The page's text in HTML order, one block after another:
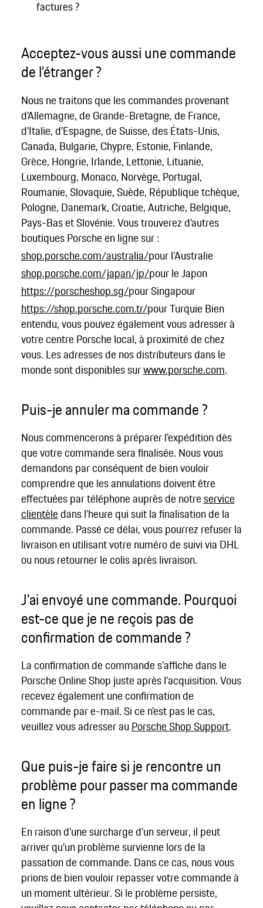
factures ?
Acceptez-vous aussi une commande
de l’étranger ?
Nous ne traitons que les commandes provenant
d'Allemagne, de Grande-Bretagne, de France,
d'Italie, d'Espagne, de Suisse, des États-Unis,
Canada, Bulgarie, Chypre, Estonie, Finlande,
Grèce, Hongrie, Irlande, Lettonie, Lituanie,
Luxembourg, Monaco, Norvège, Portugal,
Roumanie, Slovaquie, Suède, République tchèque,
Pologne, Danemark, Croatie, Autriche, Belgique,
Pays-Bas et Slovénie. Vous trouverez d’autres
boutiques Porsche en ligne sur :
shop.porsche.com/australia/pour l’Australie
shop.porsche.com/japan/jp/pour le Japon
https://porscheshop.sg/pour Singapour
https://shop.porsche.com.tr/pour Turquie Bien
entendu, vous pouvez également vous adresser à
votre centre Porsche local, à proximité de chez
vous. Les adresses de nos distributeurs dans le
monde sont disponibles surwww.porsche.com.
Puis-je annuler ma commande ?
Nous commencerons à préparer l'expédition dès
que votre commande sera finalisée. Nous vous
demandons par conséquent de bien vouloir
comprendre que les annulations doivent être
effectuées par téléphone auprès de notreservice
clientèledans l’heure qui suit la finalisation de la
commande. Passé ce délai, vous pourrez refuser la
livraison en utilisant votre numéro de suivi via DHL
ou nous retourner le colis après livraison.
J'ai envoyé une commande. Pourquoi
est-ce que je ne reçois pas de
confirmation de commande ?
La confirmation de commande s'affiche dans le
Porsche Online Shop juste après l'acquisition. Vous
recevez également une confirmation de
commande par e-mail. Si ce n'est pas le cas,
veuillez vous adresser auPorsche Shop Support.
Que puis-je faire si je rencontre un
problème pour passer ma commande
en ligne ?
En raison d’une surcharge d’un serveur, il peut
arriver qu’un problème survienne lors de la
passation de commande. Dans ce cas, nous vous
prions de bien vouloir repasser votre commande à
un moment ultérieur. Si le problème persiste,